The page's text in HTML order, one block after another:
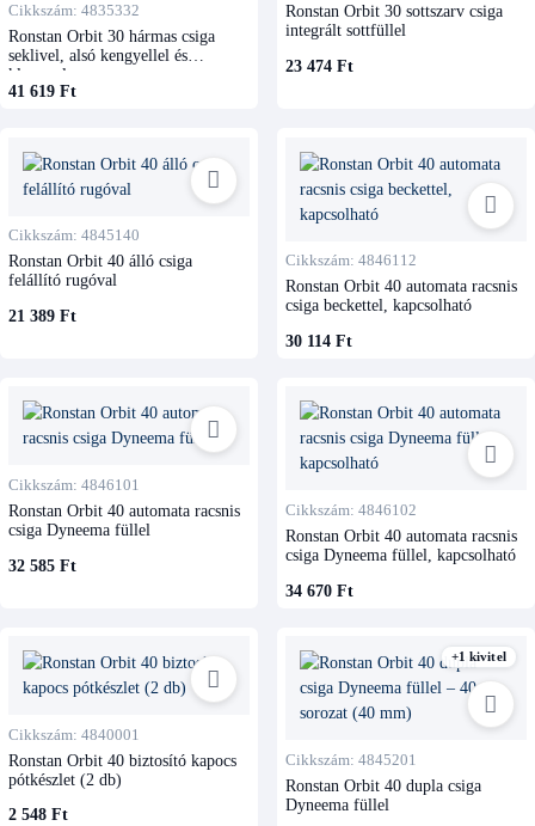
Cikkszám: 4835332
Ronstan Orbit 30 hármas csiga
seklivel, alsó kengyellel és
klemmel
41 619 Ft
Ronstan Orbit 30 sottszarv csiga
integrált sottfüllel
23 474 Ft
Cikkszám: 4845140
Ronstan Orbit 40 álló csiga
felállító rugóval
21 389 Ft
Cikkszám: 4846112
Ronstan Orbit 40 automata racsnis
csiga beckettel, kapcsolható
30 114 Ft
Cikkszám: 4846101
Ronstan Orbit 40 automata racsnis
csiga Dyneema füllel
32 585 Ft
Cikkszám: 4846102
Ronstan Orbit 40 automata racsnis
csiga Dyneema füllel, kapcsolható
34 670 Ft
Cikkszám: 4840001
Ronstan Orbit 40 biztosító kapocs
pótkészlet (2 db)
2 548 Ft
+1 kivitel
Cikkszám: 4845201
Ronstan Orbit 40 dupla csiga
Dyneema füllel